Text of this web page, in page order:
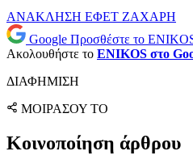
ΑΝΑΚΛΗΣΗ ΕΦΕΤ ΖΑΧΑΡΗ
Google Προσθέστε το
Ακολουθήστε το ENIKOS στο
ΔΙΑΦΗΜΙΣΗ
ΜΟΙΡΑΣΟΥ ΤΟ
Κοινοποίηση άρθρου